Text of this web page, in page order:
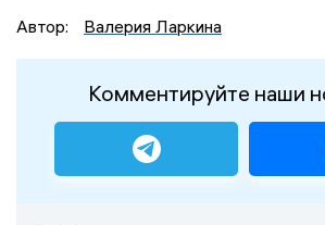
Автор:
Валерия Ларкина
Комментируйте наши